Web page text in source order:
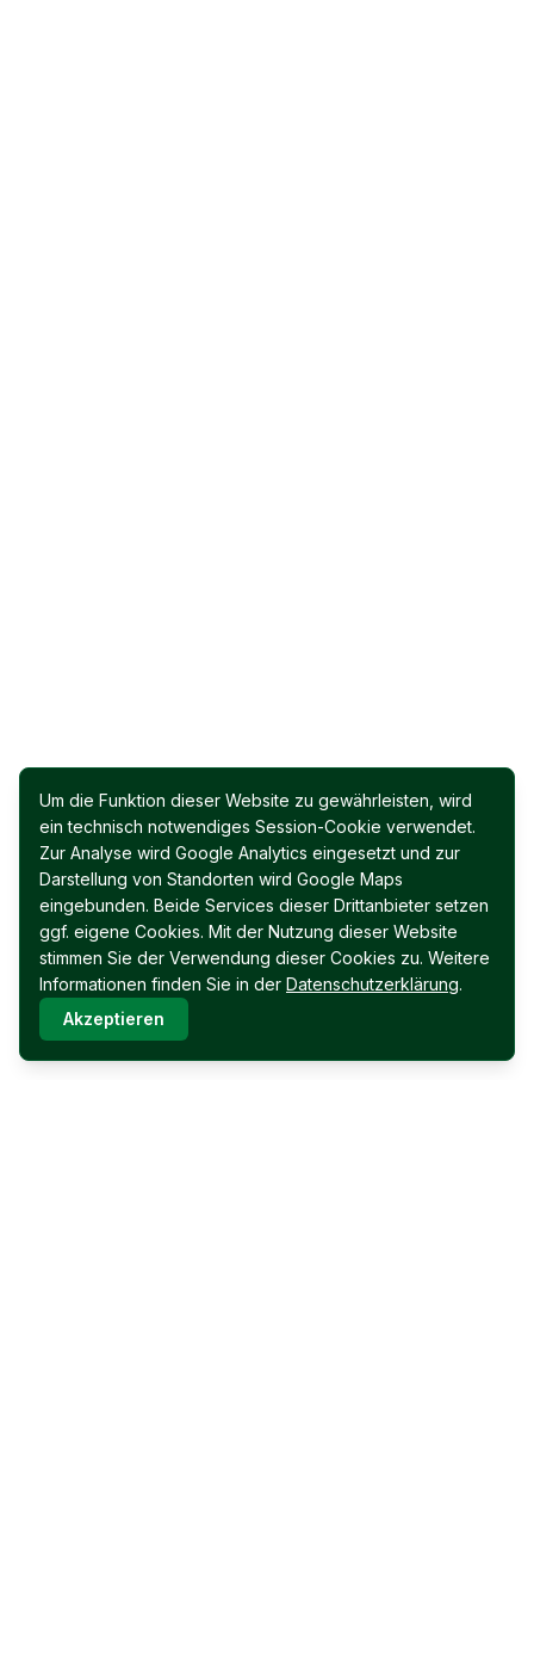
Um die Funktion dieser Website zu gewährleisten, wird
ein technisch notwendiges Session-Cookie verwendet.
Zur Analyse wird Google Analytics eingesetzt und zur
Darstellung von Standorten wird Google Maps
eingebunden. Beide Services dieser Drittanbieter setzen
ggf. eigene Cookies. Mit der Nutzung dieser Website
stimmen Sie der Verwendung dieser Cookies zu. Weitere
Informationen finden Sie in der Datenschutzerklärung.
Akzeptieren